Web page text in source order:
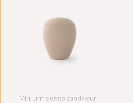
Mini urn sienna zandkleur -